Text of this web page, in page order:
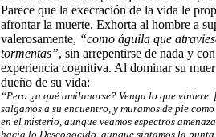
Parece que la execración de la vida le
afrontar la muerte. Exhorta al hombre a
valerosamente, “como águila que
tormentas”, sin arrepentirse de nada y
experiencia cognitiva. Al dominar su
dueño de su vida:
“Pero ¿a qué amilanarse? Venga lo que
salgamos a su encuentro, y muramos de pie
en el misterio, aunque veamos espectros
hacia lo Desconocido, aunque sintamos la